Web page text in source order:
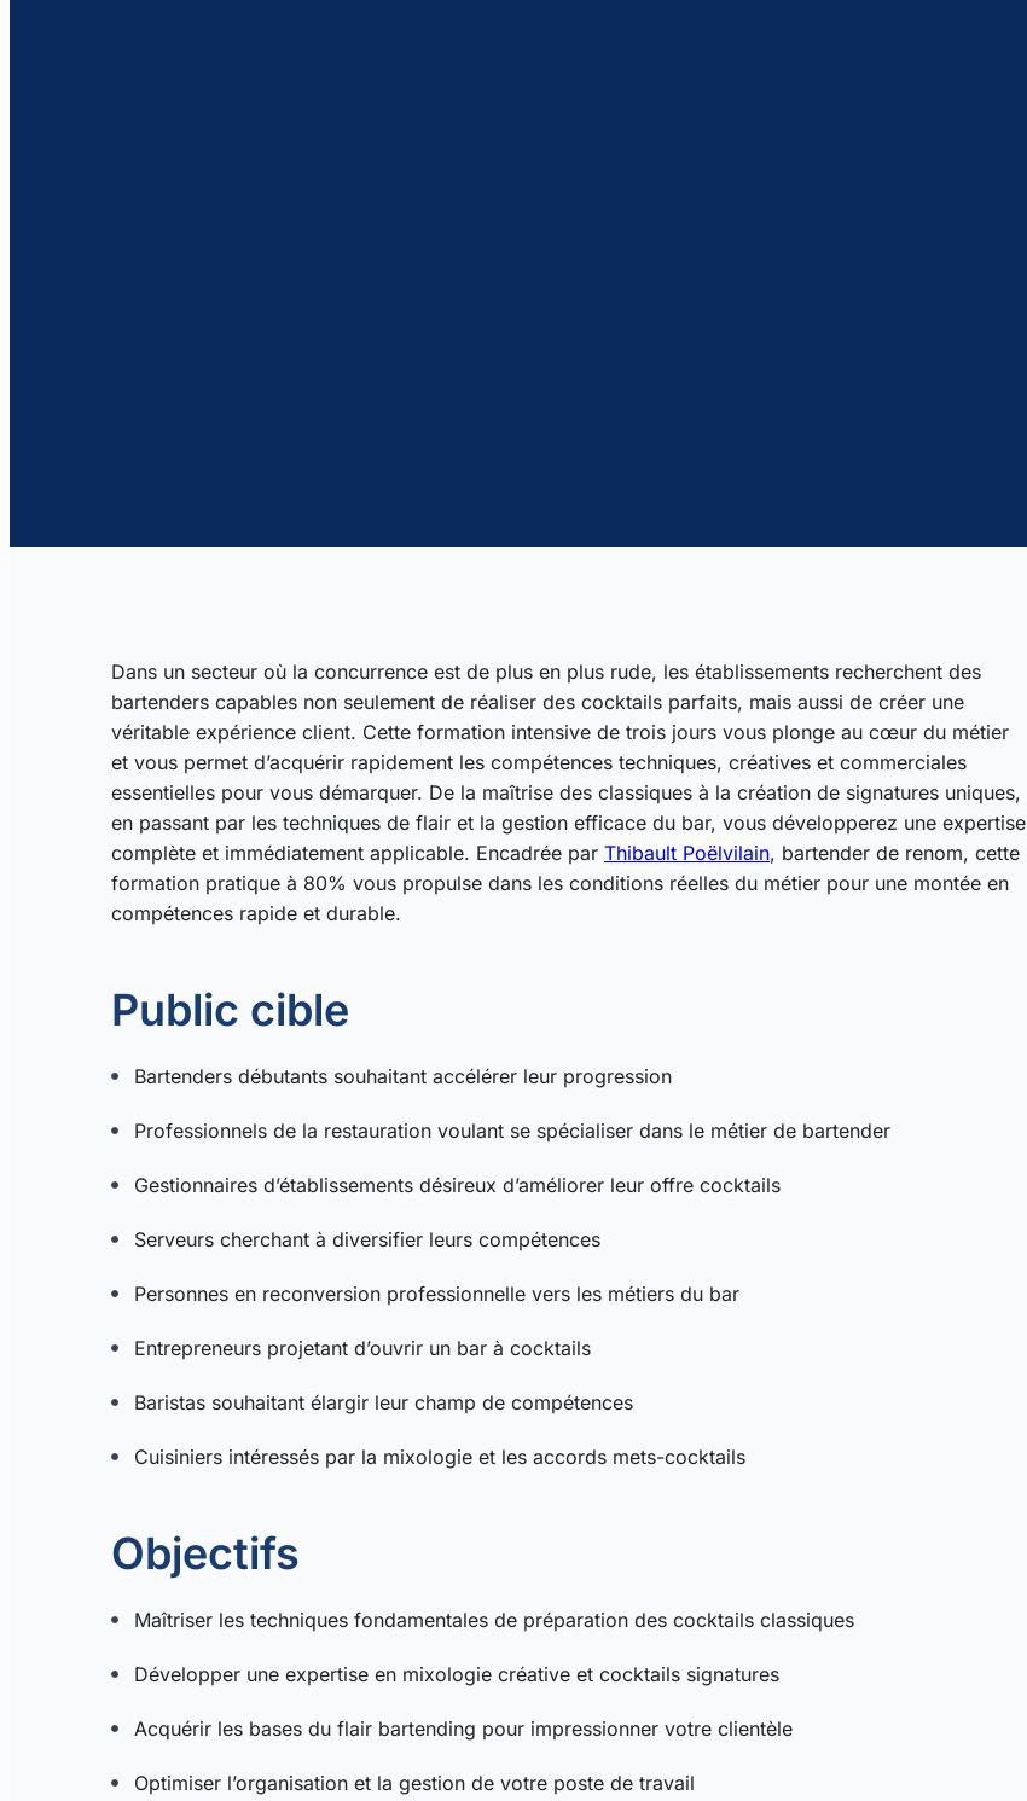
Dans un secteur où la concurrence est de plus en plus rude, les établissements recherchent des
bartenders capables non seulement de réaliser des cocktails parfaits, mais aussi de créer une
véritable expérience client. Cette formation intensive de trois jours vous plonge au cœur du métier
et vous permet d’acquérir rapidement les compétences techniques, créatives et commerciales
essentielles pour vous démarquer. De la maîtrise des classiques à la création de signatures uniques,
en passant par les techniques de flair et la gestion efficace du bar, vous développerez une expertise
complète et immédiatement applicable. Encadrée par Thibault Poëlvilain, bartender de renom, cette
formation pratique à 80% vous propulse dans les conditions réelles du métier pour une montée en
compétences rapide et durable.
Public cible
Bartenders débutants souhaitant accélérer leur progression
Professionnels de la restauration voulant se spécialiser dans le métier de bartender
Gestionnaires d’établissements désireux d’améliorer leur offre cocktails
Serveurs cherchant à diversifier leurs compétences
Personnes en reconversion professionnelle vers les métiers du bar
Entrepreneurs projetant d’ouvrir un bar à cocktails
Baristas souhaitant élargir leur champ de compétences
Cuisiniers intéressés par la mixologie et les accords mets-cocktails
Objectifs
Maîtriser les techniques fondamentales de préparation des cocktails classiques
Développer une expertise en mixologie créative et cocktails signatures
Acquérir les bases du flair bartending pour impressionner votre clientèle
Optimiser l’organisation et la gestion de votre poste de travail